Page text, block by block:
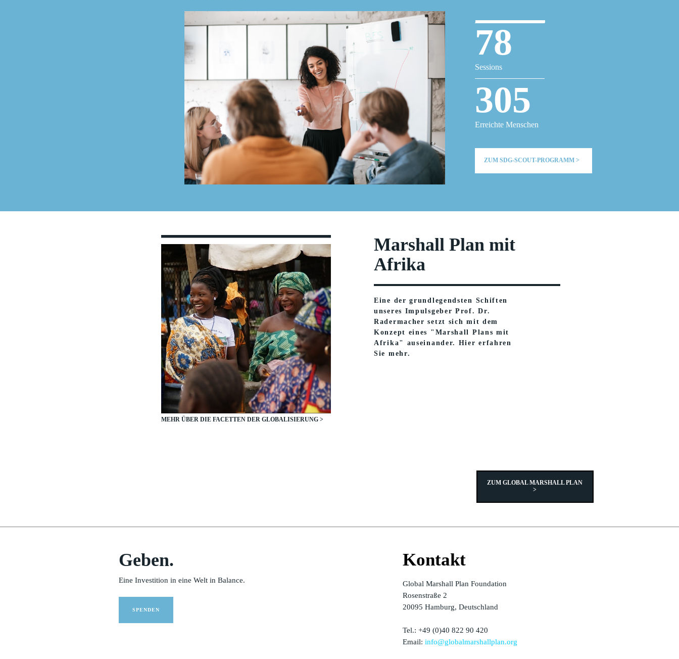
78
Sessions
305
Erreichte Menschen
ZUM SDG-SCOUT-PROGRAMM >
MEHR ÜBER DIE FACETTEN DER GLOBALISIERUNG >
Marshall Plan mit
Afrika
Eine der grundlegendsten Schiften
unseres Impulsgeber Prof. Dr.
Radermacher setzt sich mit dem
Konzept eines "Marshall Plans mit
Afrika" auseinander. Hier erfahren
Sie mehr.
ZUM GLOBAL MARSHALL PLAN
>
Geben.
Eine Investition in eine Welt in Balance.
SPENDEN
Kontakt
Global Marshall Plan Foundation
Rosenstraße 2
20095 Hamburg, Deutschland
Tel.: +49 (0)40 822 90 420
Email: info@globalmarshallplan.org